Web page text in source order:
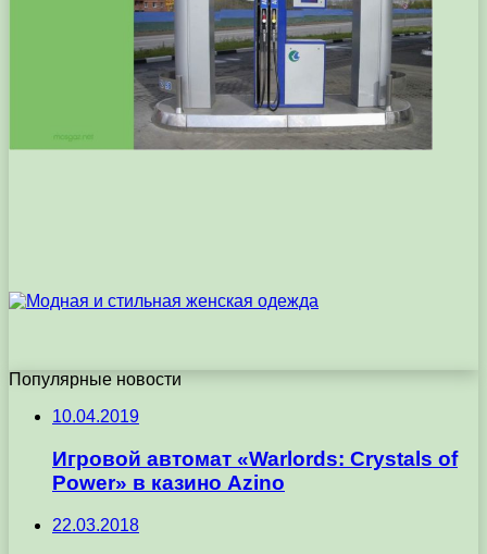
Популярные новости
10.04.2019
Игровой автомат «Warlords: Crystals of
Power» в казино Azino
22.03.2018